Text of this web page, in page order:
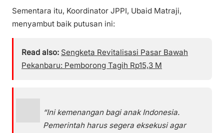
Sementara itu, Koordinator JPPI, Ubaid Matraji,
menyambut baik putusan ini:
Read also: Sengketa Revitalisasi Pasar Bawah
Pekanbaru: Pemborong Tagih Rp15,3 M
“Ini kemenangan bagi anak Indonesia.
Pemerintah harus segera eksekusi agar